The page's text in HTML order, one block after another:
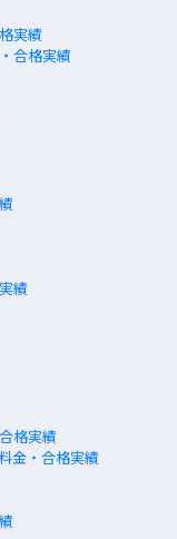
実績
合格実績
績
格実績
金・合格実績